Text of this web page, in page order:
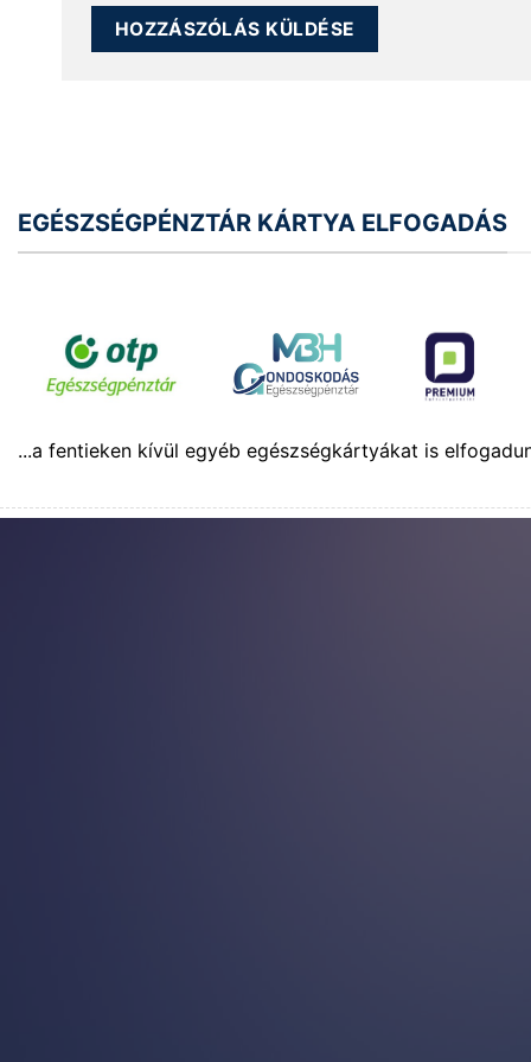
EGÉSZSÉGPÉNZTÁR KÁRTYA ELFOGADÁS
...a fentieken kívül egyéb egészségkártyákat is